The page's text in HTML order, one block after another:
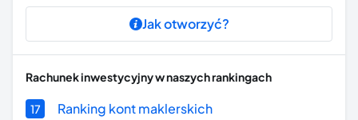
Jak otworzyć?
Rachunek inwestycyjnyw naszych rankingach
17 Ranking kont maklerskich